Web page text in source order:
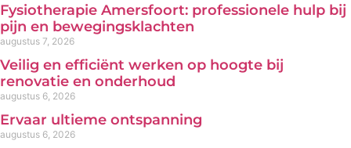
Fysiotherapie Amersfoort: professionele hulp bij
pijn en bewegingsklachten
augustus 7, 2026
Veilig en efficiënt werken op hoogte bij
renovatie en onderhoud
augustus 6, 2026
Ervaar ultieme ontspanning
augustus 6, 2026